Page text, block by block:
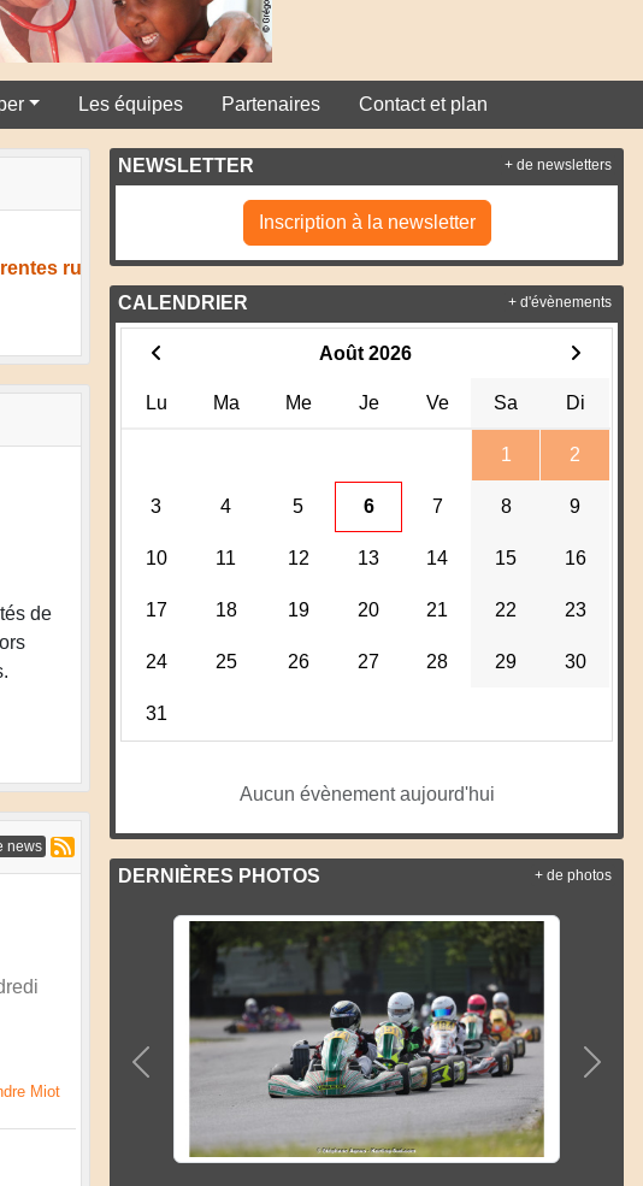
Les équipes Partenaires Contact et plan
du site, et si vous le souhaitez, prenez contact avec nous
de
Miot
news
NEWSLETTER
Inscription à la newsletter
+ de newsletters
CALENDRIER
Août 2026
Lu Ma Me Je Ve Sa Di
1 2
3 4 5 6 7 8 9
10 11 12 13 14 15 16
17 18 19 20 21 22 23
24 25 26 27 28 29 30
31
Aucun évènement aujourd'hui
+ d'évènements
DERNIÈRES PHOTOS
Précedent
+ de photos